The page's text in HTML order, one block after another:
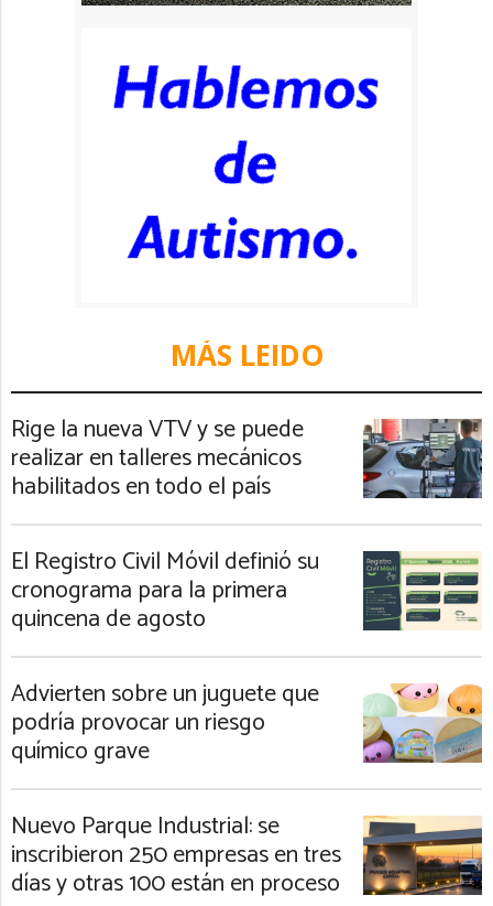
MÁS LEIDO
Rige la nueva VTV y se puede
realizar en talleres mecánicos
habilitados en todo el país
El Registro Civil Móvil definió su
cronograma para la primera
quincena de agosto
Advierten sobre un juguete que
podría provocar un riesgo
químico grave
Nuevo Parque Industrial: se
inscribieron 250 empresas en tres
días y otras 100 están en proceso